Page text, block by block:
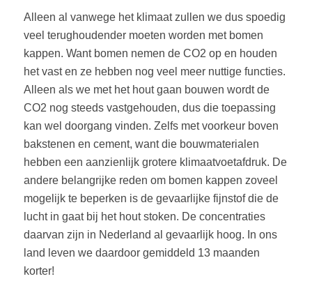
Alleen al vanwege het klimaat zullen we dus spoedig
veel terughoudender moeten worden met bomen
kappen. Want bomen nemen de CO2 op en houden
het vast en ze hebben nog veel meer nuttige functies.
Alleen als we met het hout gaan bouwen wordt de
CO2 nog steeds vastgehouden, dus die toepassing
kan wel doorgang vinden. Zelfs met voorkeur boven
bakstenen en cement, want die bouwmaterialen
hebben een aanzienlijk grotere klimaatvoetafdruk. De
andere belangrijke reden om bomen kappen zoveel
mogelijk te beperken is de gevaarlijke fijnstof die de
lucht in gaat bij het hout stoken. De concentraties
daarvan zijn in Nederland al gevaarlijk hoog. In ons
land leven we daardoor gemiddeld 13 maanden
korter!